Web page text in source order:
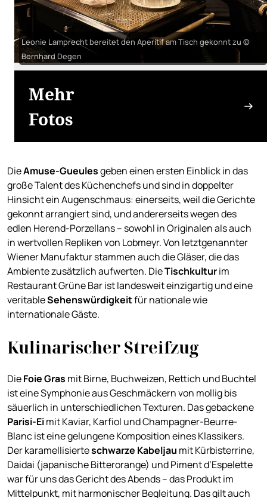
Leonie Lamprecht bereitet den Aperitif am Tisch gekonnt zu ©
Bernhard Degen
Mehr
Fotos
DieAmuse-Gueulesgeben einen ersten Einblick in das
große Talent des Küchenchefs und sind in doppelter
Hinsicht ein Augenschmaus: einerseits, weil die Gerichte
gekonnt arrangiert sind, und andererseits wegen des
edlen Herend-Porzellans – sowohl in Originalen als auch
in wertvollen Repliken von Lobmeyr. Von letztgenannter
Wiener Manufaktur stammen auch die Gläser, die das
Ambiente zusätzlich aufwerten. DieTischkulturim
Restaurant Grüne Bar ist landesweit einzigartig und eine
veritableSehenswürdigkeitfür nationale wie
internationale Gäste.
Kulinarischer Streifzug
DieFoie Gras mit Birne, Buchweizen, Rettich und Buchtel
ist eine Symphonie aus Geschmäckern von mollig bis
säuerlich in unterschiedlichen Texturen. Das gebackene
Parisi-Eimit Kaviar, Karfiol und Champagner-Beurre-
Blanc ist eine gelungene Komposition eines Klassikers.
Der karamellisierteschwarze Kabeljau mit Kürbisterrine,
Daidai (japanische Bitterorange) und Piment d’Espelette
war für uns das Gericht des Abends – das Produkt im
Mittelpunkt, mit harmonischer Begleitung. Das gilt auch